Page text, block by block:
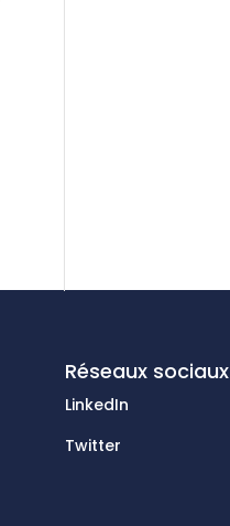
Réseaux sociaux
LinkedIn
Twitter